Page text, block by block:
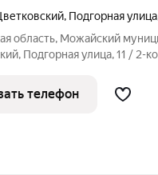
, Подгорная улица
область, Можайский
Подгорная улица, 11 / 2-
- 9 кв. м, комнаты 14 и 16
телефон